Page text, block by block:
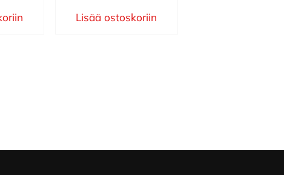
Lisää ostoskoriin